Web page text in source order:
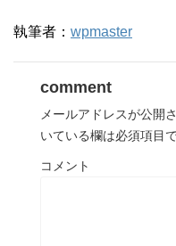
執筆者： wpmaster
comment
メールアドレスが公開
いている欄は必須項目
コメント